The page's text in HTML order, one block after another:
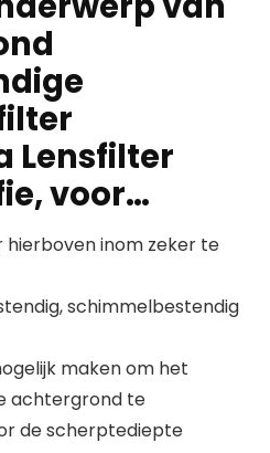
Lensfilter
voor…
inom zeker te
schimmelbestendig
maken om het
achtergrond te
de scherptediepte